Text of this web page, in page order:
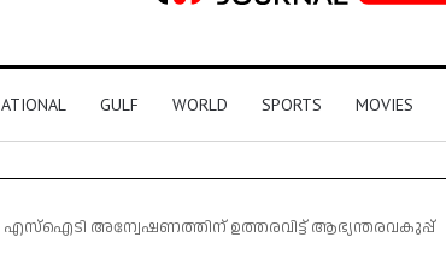
GULF WORLD SPORTS MOVIES
എസ്‌ഐടി അന്വേഷണത്തിന് ഉത്തരവിട്ട് ആഭ്യന്തരവകുപ്പ്